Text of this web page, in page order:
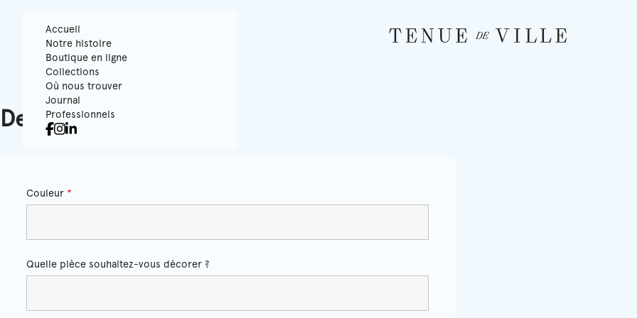
Accueil
Notre histoire
Boutique en ligne
Collections
Où nous trouver
Journal
Professionnels
Demande de devis
Couleur *
Quelle pièce souhaitez-vous décorer ?